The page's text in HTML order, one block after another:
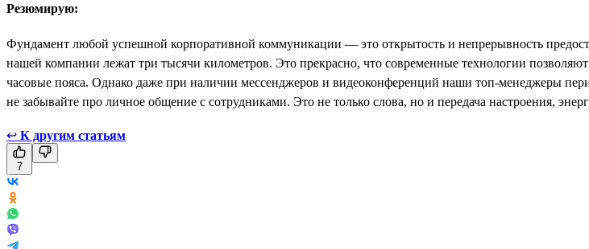
Резюмирую:
Фундамент любой успешной корпоративной коммуникации — это открытость и непрерывность
нашей компании лежат три тысячи километров. Это прекрасно, что современные технологии
часовые пояса. Однако даже при наличии мессенджеров и видеоконференций наши топ-менеджеры
не забывайте про личное общение с сотрудниками. Это не только слова, но и передача настроения,
↩ К другим статьям
7